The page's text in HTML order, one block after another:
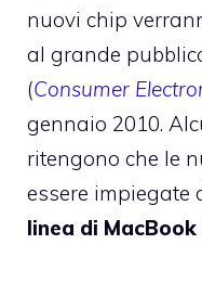
nuovi chip
al grande
(Consumer
gennaio 2010.
ritengono che le
essere impiegate
linea di MacBook